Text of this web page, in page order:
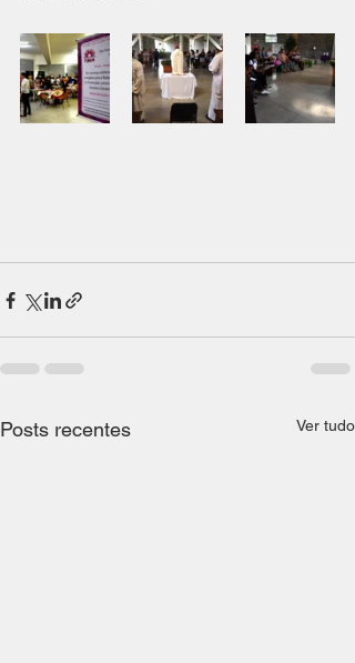
Posts recentes Ver tudo